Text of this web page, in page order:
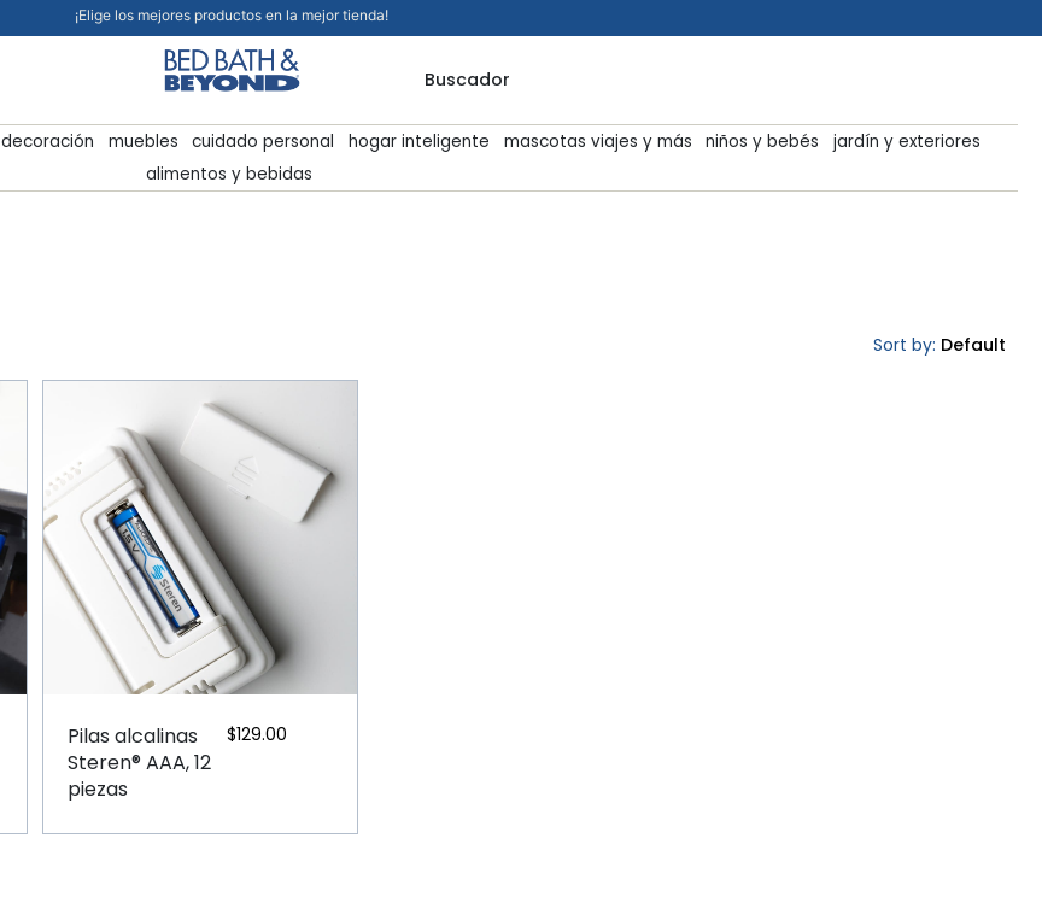
¡Elige los mejores productos en la mejor tienda!
Buscador
decoración muebles cuidado personal hogar inteligente mascotas viajes y más niños y bebés
jardín y exteriores
alimentos y bebidas
Sort by: Default
Pilas alcalinas
Steren® AAA, 12
piezas
$129.00